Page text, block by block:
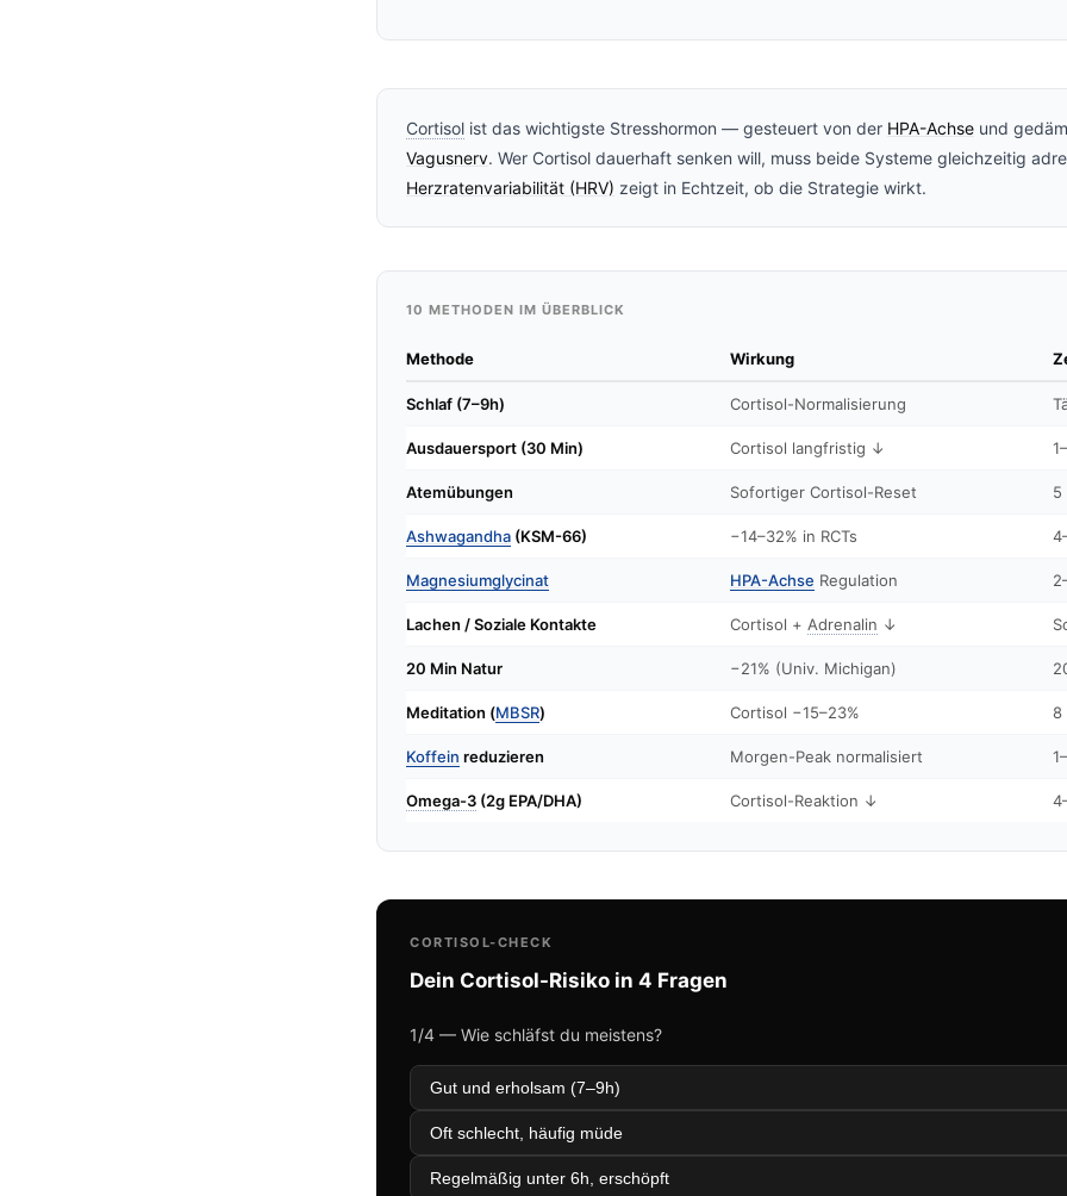
Cortisol ist das wichtigste Stresshormon — gesteuert von der HPA-Achse und
Vagusnerv. Wer Cortisol dauerhaft senken will, muss beide Systeme gleichzeitig
Herzratenvariabilität (HRV) zeigt in Echtzeit, ob die Strategie wirkt.
10 METHODEN IM ÜBERBLICK
Methode Wirkung
Schlaf (7–9h) Cortisol-Normalisierung
Ausdauersport (30 Min) Cortisol langfristig ↓
Atemübungen Sofortiger Cortisol-Reset 5
Ashwagandha (KSM-66) −14–32% in RCTs
Magnesiumglycinat HPA-Achse Regulation
Lachen / Soziale Kontakte Cortisol + Adrenalin ↓
20 Min Natur −21% (Univ. Michigan)
Meditation (MBSR) Cortisol −15–23% 8
Koffein reduzieren Morgen-Peak normalisiert
Omega-3 (2g EPA/DHA) Cortisol-Reaktion ↓
CORTISOL-CHECK
Dein Cortisol-Risiko in 4 Fragen
1/4 — Wie schläfst du meistens?
Gut und erholsam (7–9h)
Oft schlecht, häufig müde
Regelmäßig unter 6h, erschöpft